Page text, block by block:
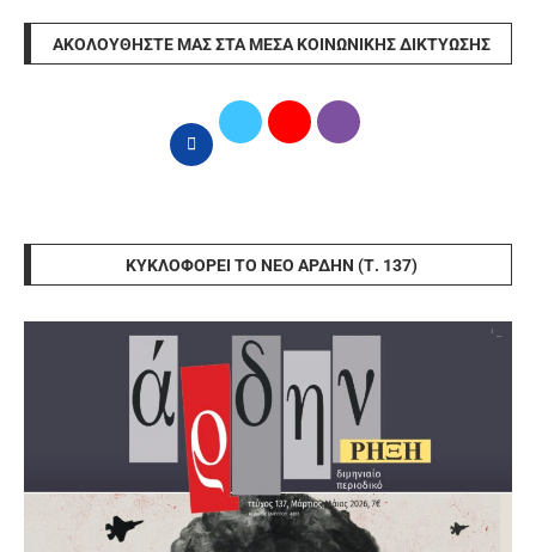
ΑΚΟΛΟΥΘΉΣΤΕ ΜΑΣ ΣΤΑ ΜΈΣΑ ΚΟΙΝΩΝΙΚΉΣ ΔΙΚΤΎΩΣΗΣ
ΚΥΚΛΟΦΟΡΕΊ ΤΟ ΝΈΟ ΆΡΔΗΝ (Τ. 137)